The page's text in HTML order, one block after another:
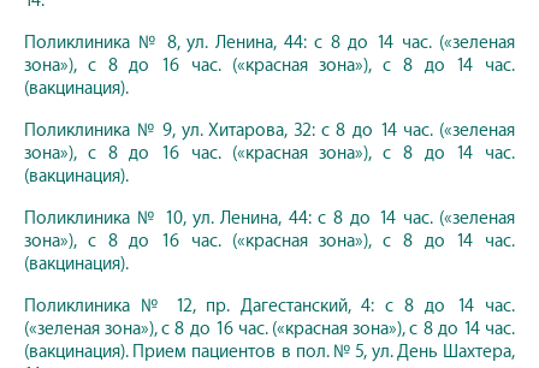
Поликлиника № 8, ул. Ленина, 44: с 8 до 14 час. («зеленая
зона»), с 8 до 16 час. («красная зона»), с 8 до 14 час.
(вакцинация).
Поликлиника № 9, ул. Хитарова, 32: с 8 до 14 час. («зеленая
зона»), с 8 до 16 час. («красная зона»), с 8 до 14 час.
(вакцинация).
Поликлиника № 10, ул. Ленина, 44: с 8 до 14 час. («зеленая
зона»), с 8 до 16 час. («красная зона»), с 8 до 14 час.
(вакцинация).
Поликлиника № 12, пр. Дагестанский, 4: с 8 до 14 час.
(«зеленая зона»), с 8 до 16 час. («красная зона»), с 8 до 14 час.
(вакцинация). Прием пациентов в пол. № 5, ул. День Шахтера,